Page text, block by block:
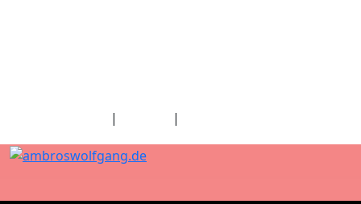
| |